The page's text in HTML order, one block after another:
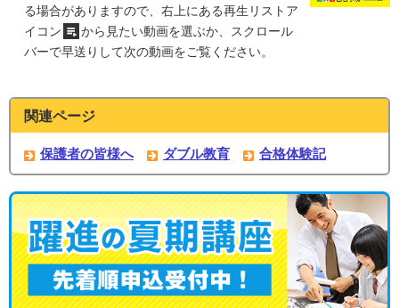
る場合がありますので、右上にある再生リストア
イコン
から見たい動画を選ぶか、スクロール
バーで早送りして次の動画をご覧ください。
関連ページ
保護者の皆様へ ダブル教育 合格体験記